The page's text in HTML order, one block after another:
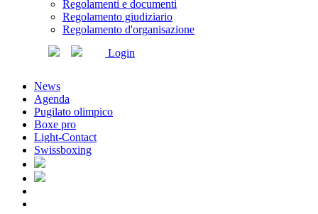
Regolamenti e documenti
Regolamento giudiziario
Regolamento d'organisazione
Login
News
Agenda
Pugilato olimpico
Boxe pro
Light-Contact
Swissboxing